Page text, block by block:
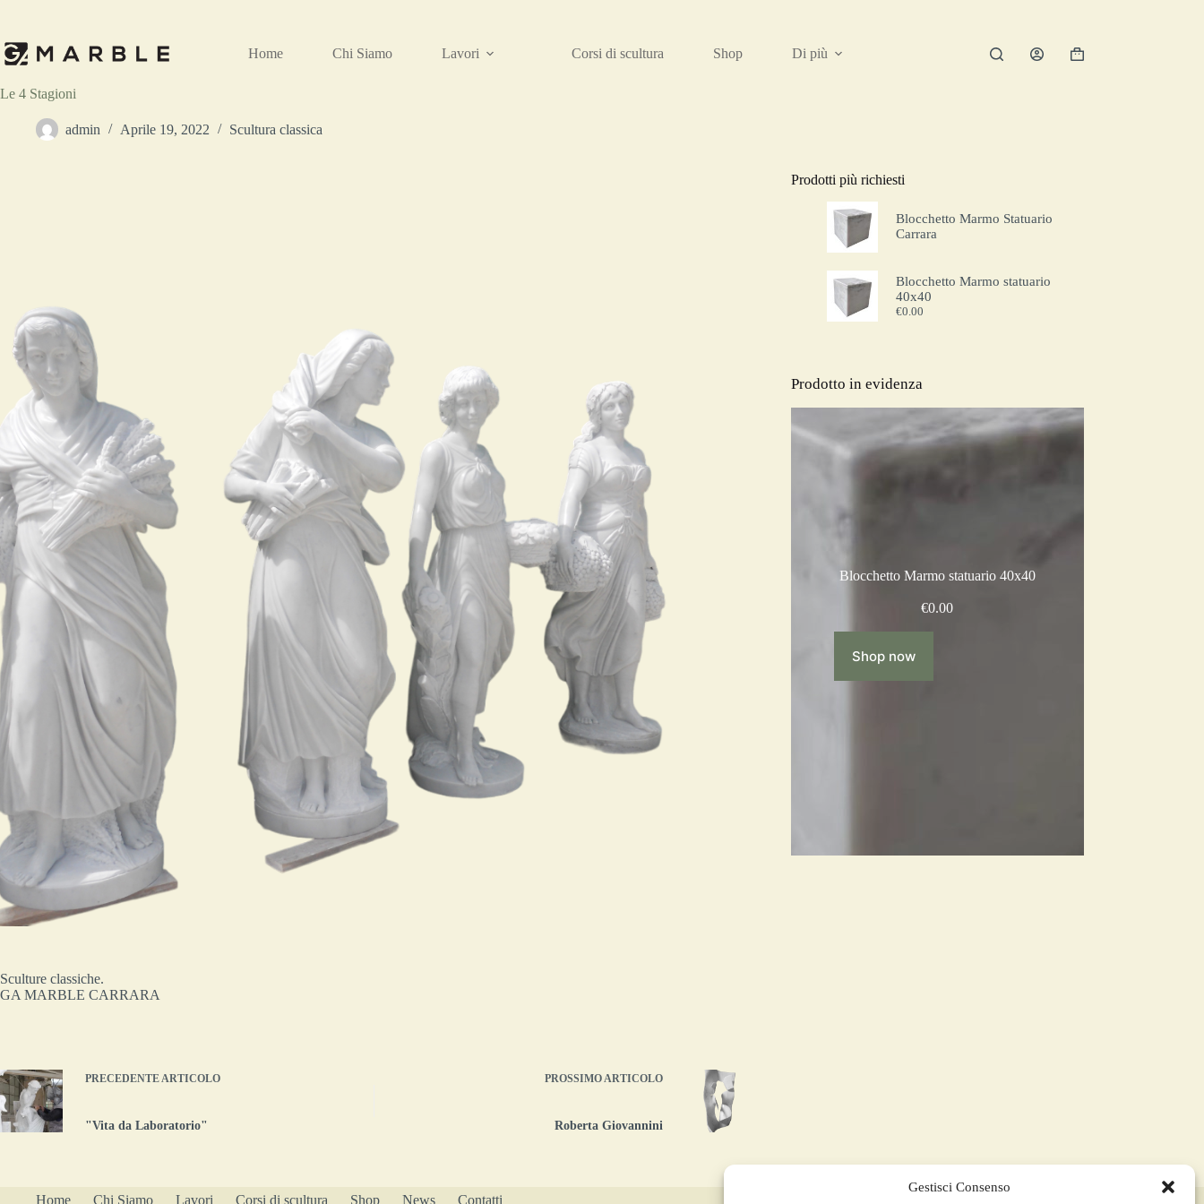
Gestisci Consenso
Home Chi Siamo Lavori Corsi di scultura Shop Di più
Le 4 Stagioni
admin Aprile 19, 2022 Scultura classica
Sculture classiche.
GA MARBLE CARRARA
PRECEDENTE ARTICOLO
"Vita da Laboratorio"
PROSSIMO ARTICOLO
Roberta Giovannini
Prodotti più richiesti
Blocchetto Marmo Statuario
Carrara
Blocchetto Marmo statuario
40x40
€0.00
Prodotto in evidenza
Blocchetto Marmo statuario 40x40
€0.00
Shop now
Home Chi Siamo Lavori Corsi di scultura Shop News Contatti